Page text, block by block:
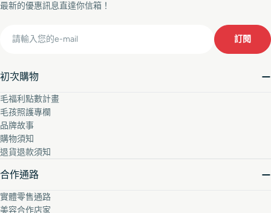
初次購物
毛福利點數計畫
毛孩照護專欄
品牌故事
購物須知
退貨退款須知
合作通路
實體零售通路
美容合作店家
最新的優惠訊息直達你信箱！
訂閱